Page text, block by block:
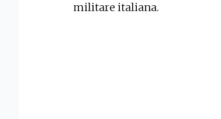
militare italiana.